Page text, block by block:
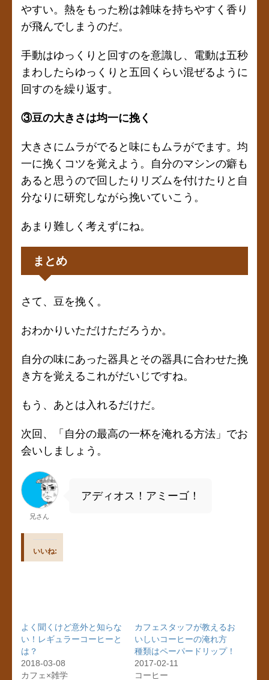
やすい。熱をもった粉は雑味を持ちやすく香り
が飛んでしまうのだ。
手動はゆっくりと回すのを意識し、電動は五秒
まわしたらゆっくりと五回くらい混ぜるように
回すのを繰り返す。
③豆の大きさは均一に挽く
大きさにムラがでると味にもムラがでます。均
一に挽くコツを覚えよう。自分のマシンの癖も
あると思うので回したりリズムを付けたりと自
分なりに研究しながら挽いていこう。
あまり難しく考えずにね。
まとめ
さて、豆を挽く。
おわかりいただけただろうか。
自分の味にあった器具とその器具に合わせた挽
き方を覚えるこれがだいじですね。
もう、あとは入れるだけだ。
次回、「自分の最高の一杯を淹れる方法」でお
会いしましょう。
兄さん
アディオス！アミーゴ！
いいね:
よく聞くけど意外と知らな
い！レギュラーコーヒーと
は？
2018-03-08
カフェ×雑学
カフェスタッフが教えるお
いしいコーヒーの淹れ方
種類はペーパードリップ！
2017-02-11
コーヒー